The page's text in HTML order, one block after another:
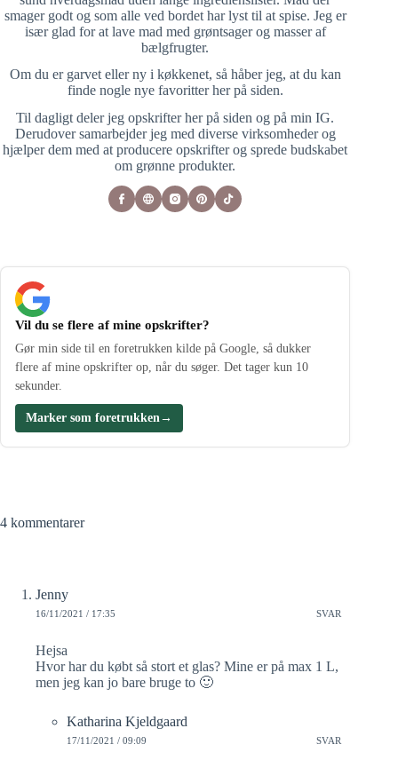
smager godt og som alle ved bordet har lyst til at spise. Jeg er
især glad for at lave mad med grøntsager og masser af
bælgfrugter.
Om du er garvet eller ny i køkkenet, så håber jeg, at du kan
finde nogle nye favoritter her på siden.
Til dagligt deler jeg opskrifter her på siden og på min IG.
Derudover samarbejder jeg med diverse virksomheder og
hjælper dem med at producere opskrifter og sprede budskabet
om grønne produkter.
Vil du se flere af mine opskrifter?
Gør min side til en foretrukken kilde på Google, så dukker
flere af mine opskrifter op, når du søger. Det tager kun 10
sekunder.
Marker som foretrukken →
4 kommentarer
Jenny
16/11/2021 / 17:35 SVAR
Hejsa
Hvor har du købt så stort et glas? Mine er på max 1 L,
men jeg kan jo bare bruge to 🙂
Katharina Kjeldgaard
17/11/2021 / 09:09 SVAR